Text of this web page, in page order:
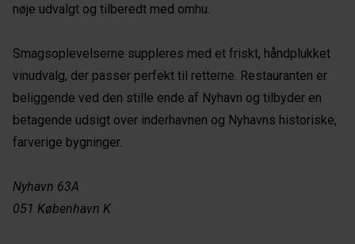
nøje udvalgt og tilberedt med omhu.
Smagsoplevelserne suppleres med et friskt, håndplukket
vinudvalg, der passer perfekt til retterne. Restauranten er
beliggende ved den stille ende af Nyhavn og tilbyder en
betagende udsigt over inderhavnen og Nyhavns historiske,
farverige bygninger.
Nyhavn 63A
051 København K